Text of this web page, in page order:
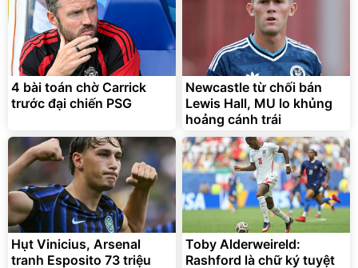
Unmute
Vali Bamozo Khung Nhôm
9066 Size 20/24/28 Cao
Cấp
1.000.000đ
825.000đ
Flash Sale
Lót ghế ôtô, nâng lưng
chống nóng giúp thoải mái
trong di chuyển
295.000đ
Đã bán nhiều
4 bài toán chờ Carrick
trước đại chiến PSG
Newcastle từ chối bán
Lewis Hall, MU lo khủng
hoảng cánh trái
Hụt Vinicius, Arsenal
tranh Esposito 73 triệu
Toby Alderweireld:
Rashford là chữ ký tuyệt